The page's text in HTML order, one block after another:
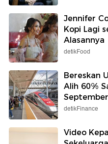
Jennifer
Kopi Lagi
Alasannya
detikFood
Bereskan
Alih 60%
September
detikFinance
Video